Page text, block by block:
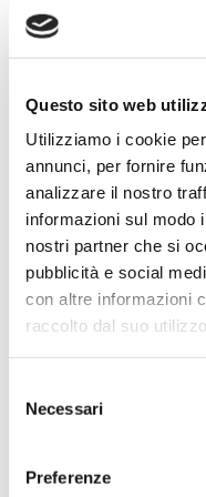
Questo sito web
Utilizziamo i cookie
annunci, per fornire
analizzare il nostro
informazioni sul modo
nostri partner che si
pubblicità e social
con altre informazioni
raccolto dal suo
delNecessari
Preferenze
Le
che
piano
I prodotti Irriland si
nel quadro di
innovative che
accedere ai benefici
rotoloni per
dal credito d’imposta.
dell’irrigazione